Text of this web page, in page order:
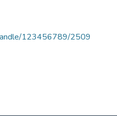
123456789/2509